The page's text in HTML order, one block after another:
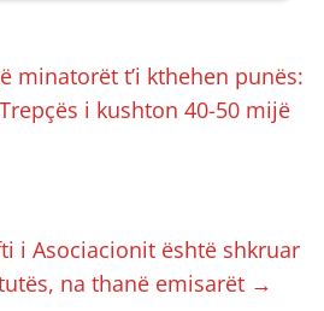
minatorët t’i kthehen punës:
i kushton 40-50 mijë
i Asociacionit është shkruar
na thanë emisarët →